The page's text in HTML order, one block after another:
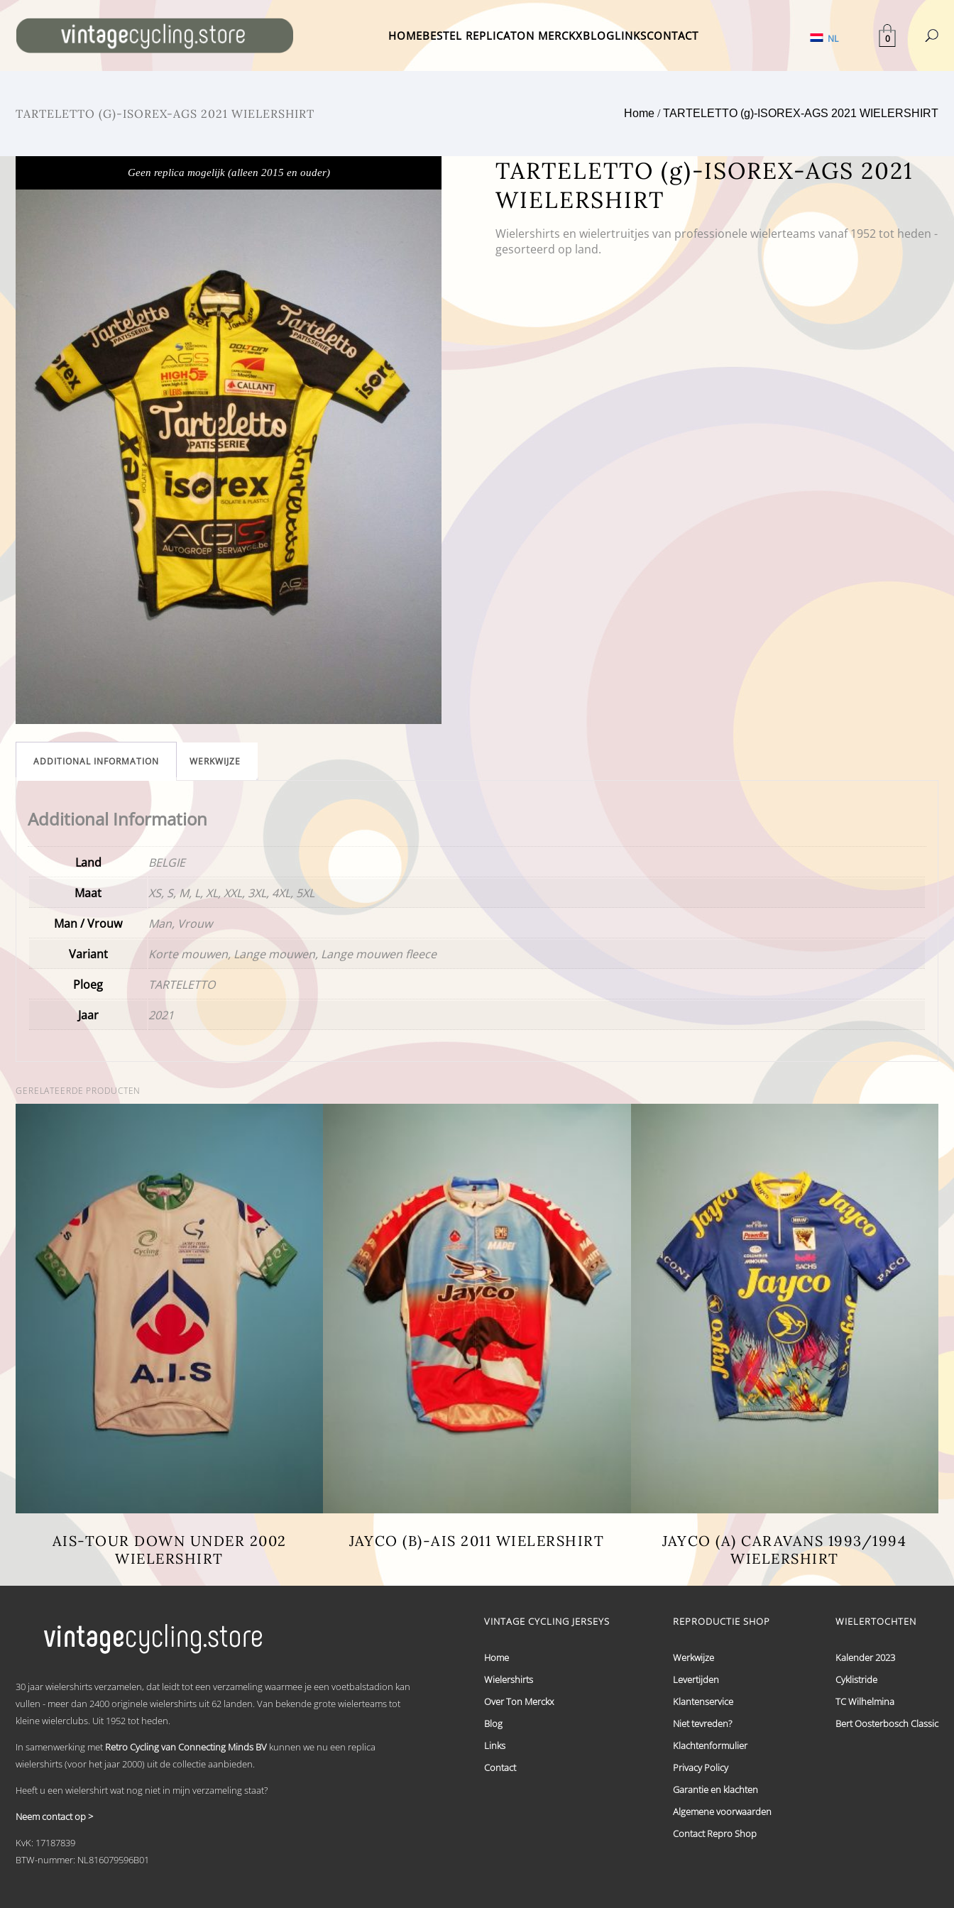
HOMEBESTEL REPLICATON MERCKXBLOGLINKSCONTACT NL 0
TARTELETTO (G)-ISOREX-AGS 2021 WIELERSHIRT Home /TARTELETTO (g)-ISOREX-AGS 2021 WIELERSHIRT
Geen replica mogelijk (alleen 2015 en ouder)
TARTELETTO (g)-ISOREX-AGS 2021
WIELERSHIRT
Wielershirts en wielertruitjes van professionele wielerteams vanaf 1952 tot heden -
gesorteerd op land.
ADDITIONAL INFORMATION WERKWIJZE
Additional Information
Land
BELGIE
Maat
XS, S, M, L, XL, XXL, 3XL, 4XL, 5XL
Man / Vrouw
Man, Vrouw
Variant
Korte mouwen, Lange mouwen, Lange mouwen fleece
Ploeg
TARTELETTO
Jaar
2021
GERELATEERDE PRODUCTEN
AIS-TOUR DOWN UNDER 2002
WIELERSHIRT
variaties.
Deze
gekozen
op
de
JAYCO (B)-AIS 2011 WIELERSHIRT
heeft
Deze
kan
gekozen
worden
de
JAYCO (A) CARAVANS 1993/1994
WIELERSHIRT
Dit
30 jaar wielershirts verzamelen, dat leidt tot een verzameling waarmee je een voetbalstadion kan
vullen - meer dan 2400 originele wielershirts uit 62 landen. Van bekende grote wielerteams tot
kleine wielerclubs. Uit 1952 tot heden.
In samenwerking met Retro Cycling van Connecting Minds BV kunnen we nu een replica
wielershirts (voor het jaar 2000) uit de collectie aanbieden.
Heeft u een wielershirt wat nog niet in mijn verzameling staat?
Neem contact op >
KvK: 17187839
BTW-nummer: NL816079596B01
VINTAGE CYCLING JERSEYS
Home
Wielershirts
Over Ton Merckx
Blog
Links
Contact
REPRODUCTIE SHOP
Werkwijze
Levertijden
Klantenservice
Niet tevreden?
Klachtenformulier
Privacy Policy
Garantie en klachten
Algemene voorwaarden
Contact Repro Shop
WIELERTOCHTEN
Kalender 2023
Cyklistride
TC Wilhelmina
Bert Oosterbosch Classic